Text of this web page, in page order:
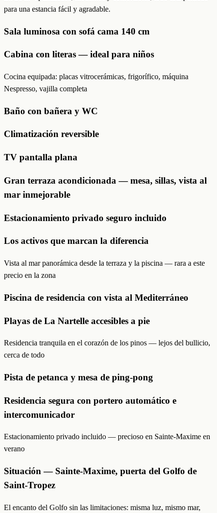
para una estancia fácil y agradable.
Sala luminosa con sofá cama 140 cm
Cabina con literas — ideal para niños
Cocina equipada: placas vitrocerámicas, frigorífico, máquina
Nespresso, vajilla completa
Baño con bañera y WC
Climatización reversible
TV pantalla plana
Gran terraza acondicionada — mesa, sillas, vista al
mar inmejorable
Estacionamiento privado seguro incluido
Los activos que marcan la diferencia
Vista al mar panorámica desde la terraza y la piscina — rara a este
precio en la zona
Piscina de residencia con vista al Mediterráneo
Playas de La Nartelle accesibles a pie
Residencia tranquila en el corazón de los pinos — lejos del bullicio,
cerca de todo
Pista de petanca y mesa de ping-pong
Residencia segura con portero automático e
intercomunicador
Estacionamiento privado incluido — precioso en Sainte-Maxime en
verano
Situación — Sainte-Maxime, puerta del Golfo de
Saint-Tropez
El encanto del Golfo sin las limitaciones: misma luz, mismo mar,